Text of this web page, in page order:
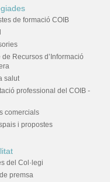
de formació COIB
de Recursos d’Informació
salut
professional del COIB -
comercials
i propostes
del Col·legi
premsa